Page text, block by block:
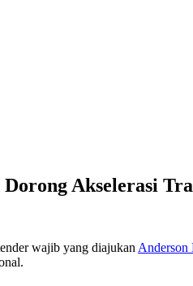
Akselerasi
wajib yang diajukan Anderson